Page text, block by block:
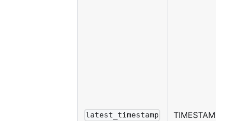
latest_timestamp TIMESTAMP